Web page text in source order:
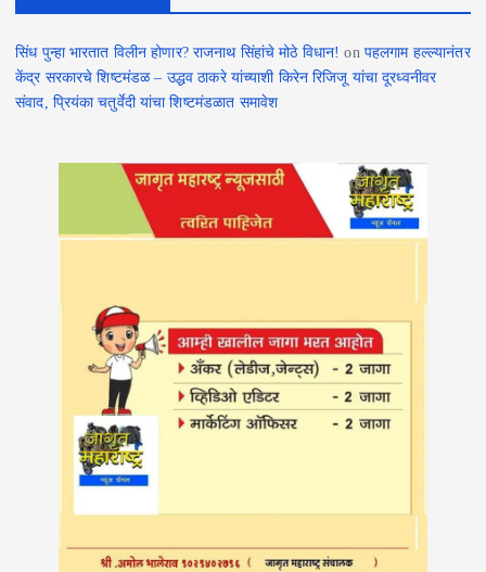
सिंध पुन्हा भारतात विलीन होणार? राजनाथ सिंहांचे मोठे विधान! on पहलगाम हल्ल्यानंतर
केंद्र सरकारचे शिष्टमंडळ – उद्धव ठाकरे यांच्याशी किरेन रिजिजू यांचा दूरध्वनीवर
संवाद, प्रियंका चतुर्वेदी यांचा शिष्टमंडळात समावेश